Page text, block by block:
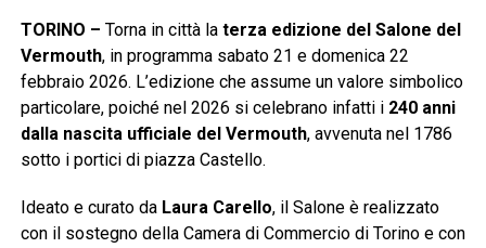
TORINO – Torna in città la terza edizione del Salone del
Vermouth, in programma sabato 21 e domenica 22
febbraio 2026. L’edizione che assume un valore simbolico
particolare, poiché nel 2026 si celebrano infatti i 240 anni
dalla nascita ufficiale del Vermouth, avvenuta nel 1786
sotto i portici di piazza Castello.
Ideato e curato da Laura Carello, il Salone è realizzato
con il sostegno della Camera di Commercio di Torino e con